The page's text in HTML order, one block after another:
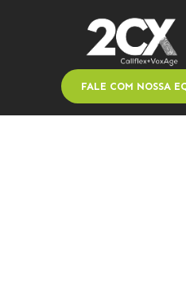
FALE COM NOSSA